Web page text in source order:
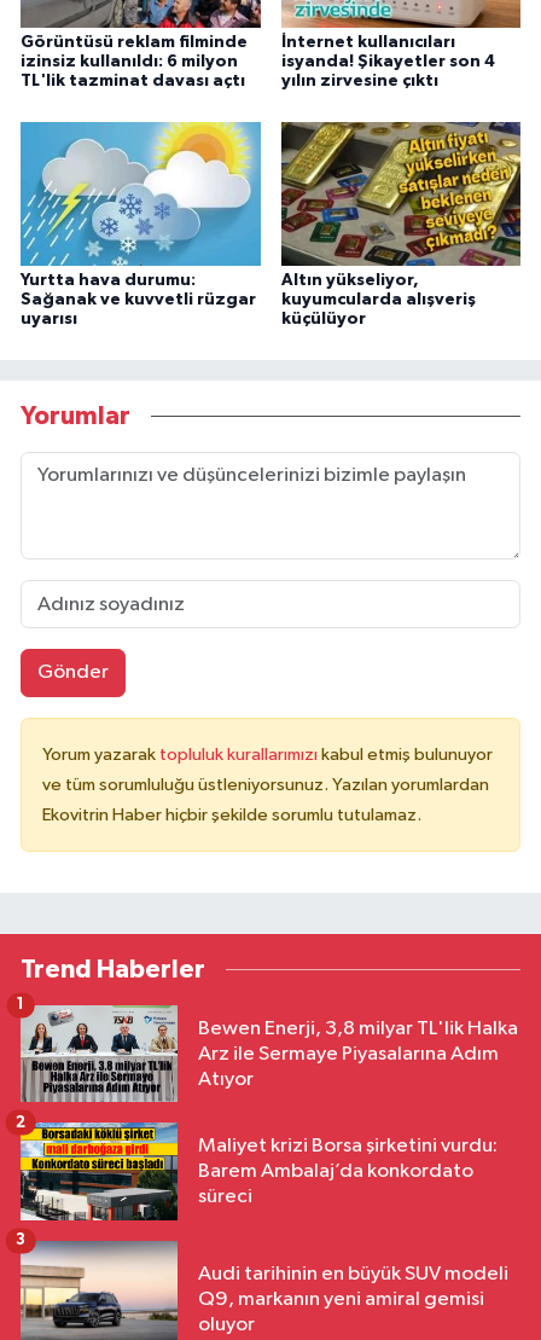
Görüntüsü reklam filminde
izinsiz kullanıldı: 6 milyon
TL'lik tazminat davası açtı
İnternet kullanıcıları
isyanda! Şikayetler son 4
yılın zirvesine çıktı
Yurtta hava durumu:
Sağanak ve kuvvetli rüzgar
uyarısı
Altın yükseliyor,
kuyumcularda alışveriş
küçülüyor
Yorumlar
Gönder
Yorum yazarak topluluk kurallarımızı kabul etmiş bulunuyor
ve tüm sorumluluğu üstleniyorsunuz. Yazılan yorumlardan
Ekovitrin Haber hiçbir şekilde sorumlu tutulamaz.
Trend Haberler
Bewen Enerji, 3,8 milyar TL'lik Halka
Arz ile Sermaye Piyasalarına Adım
Atıyor
1
Maliyet krizi Borsa şirketini vurdu:
Barem Ambalaj’da konkordato
süreci
2
Audi tarihinin en büyük SUV modeli
Q9, markanın yeni amiral gemisi
oluyor
3